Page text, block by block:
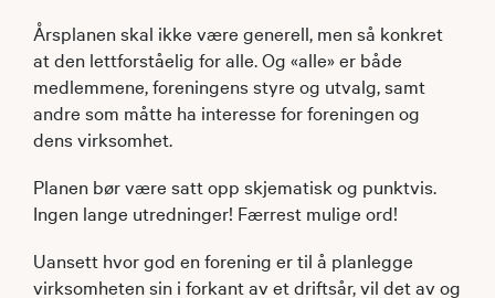
Årsplanen skal ikke være generell, men så konkret
at den lettforståelig for alle. Og «alle» er både
medlemmene, foreningens styre og utvalg, samt
andre som måtte ha interesse for foreningen og
dens virksomhet.
Planen bør være satt opp skjematisk og punktvis.
Ingen lange utredninger! Færrest mulige ord!
Uansett hvor god en forening er til å planlegge
virksomheten sin i forkant av et driftsår, vil det av og